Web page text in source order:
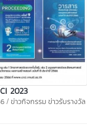
2023
/ ข่าวกิจกรรมข่าวรับรางวัล